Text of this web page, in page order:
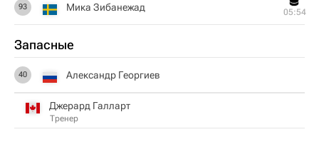
93 Мика Зибанежад 05:54
Запасные
40 Александр Георгиев
Джерард Галларт
Тренер